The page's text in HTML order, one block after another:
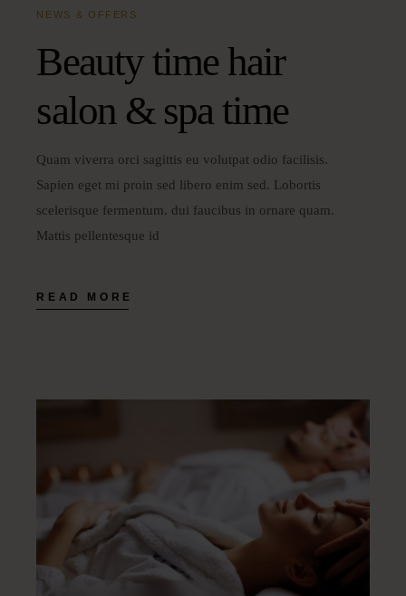
NEWS & OFFERS
Beauty time hair
salon & spa time
Quam viverra orci sagittis eu volutpat odio facilisis.
Sapien eget mi proin sed libero enim sed. Lobortis
scelerisque fermentum. dui faucibus in ornare quam.
Mattis pellentesque id
READ MORE